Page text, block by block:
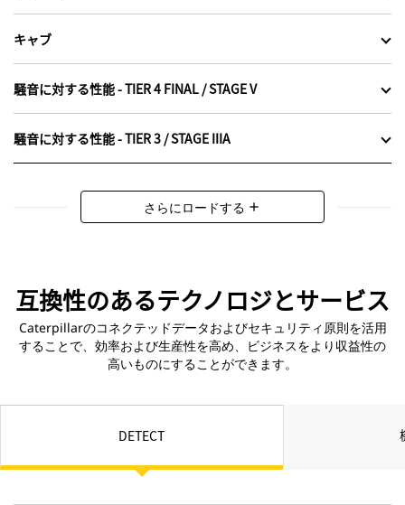
キャブ
騒音に対する性能 - TIER 4 FINAL / STAGE V
騒音に対する性能 - TIER 3 / STAGE IIIA
さらにロードする add
互換性のあるテクノロジとサービス
Caterpillarのコネクテッドデータおよびセキュリティ原則を活用
することで、効率および生産性を高め、ビジネスをより収益性の
高いものにすることができます。
DETECT